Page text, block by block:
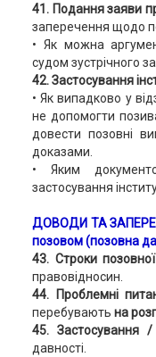
41. Подання заяви
заперечення щодо
• Як можна
судом зустрічного
42. Застосування
• Як випадково у
не допомогти
довести позовні
доказами.
• Яким
застосування
ДОВОДИ ТА
позовом (позовна
43. Строки
правовідносин.
44. Проблемні
перебувають на
45. Застосування
давності.